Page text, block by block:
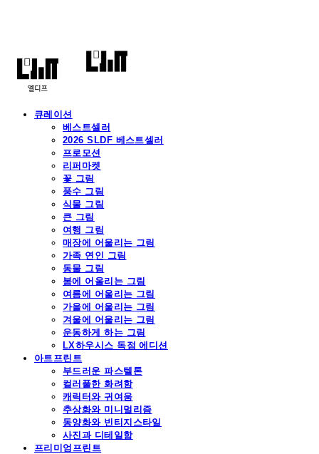
큐레이션
베스트셀러
2026 SLDF 베스트셀러
프로모션
리퍼마켓
꽃 그림
풍수 그림
식물 그림
큰 그림
여행 그림
매장에 어울리는 그림
가족 연인 그림
동물 그림
봄에 어울리는 그림
여름에 어울리는 그림
가을에 어울리는 그림
겨울에 어울리는 그림
운동하게 하는 그림
LX하우시스 독점 에디션
아트프린트
부드러운 파스텔톤
컬러풀한 화려함
캐릭터와 귀여움
추상화와 미니멀리즘
동양화와 빈티지스타일
사진과 디테일함
프리미엄프린트